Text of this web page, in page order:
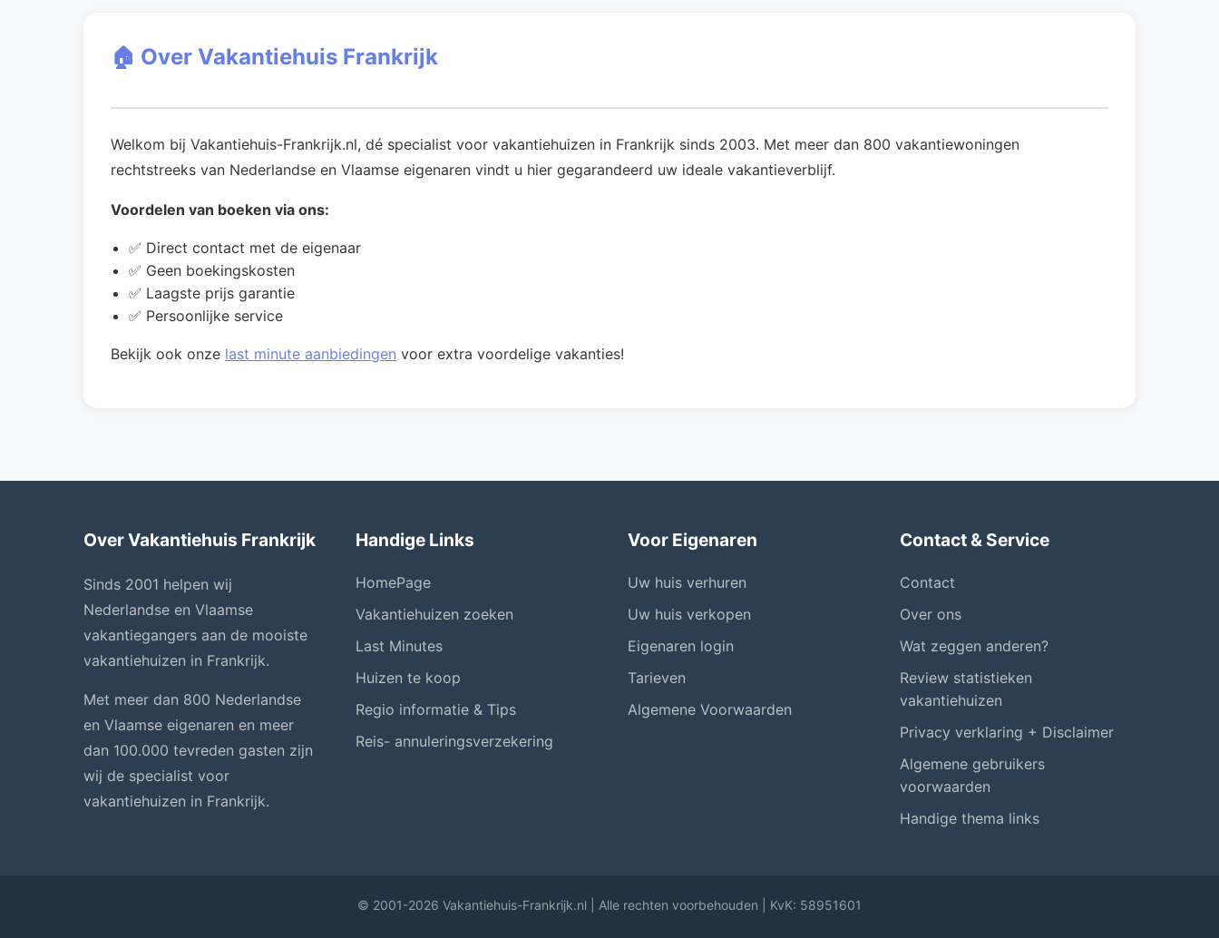
🏠 Over Vakantiehuis Frankrijk
Welkom bij Vakantiehuis-Frankrijk.nl, dé specialist voor vakantiehuizen in Frankrijk sinds 2003. Met meer dan 800 vakantiewoningen
rechtstreeks van Nederlandse en Vlaamse eigenaren vindt u hier gegarandeerd uw ideale vakantieverblijf.
Voordelen van boeken via ons:
✅ Direct contact met de eigenaar
✅ Geen boekingskosten
✅ Laagste prijs garantie
✅ Persoonlijke service
Bekijk ook onze last minute aanbiedingen voor extra voordelige vakanties!
Over Vakantiehuis Frankrijk
Sinds 2001 helpen wij
Nederlandse en Vlaamse
vakantiegangers aan de mooiste
vakantiehuizen in Frankrijk.
Met meer dan 800 Nederlandse
en Vlaamse eigenaren en meer
dan 100.000 tevreden gasten zijn
wij de specialist voor
vakantiehuizen in Frankrijk.
Handige Links
HomePage
Vakantiehuizen zoeken
Last Minutes
Huizen te koop
Regio informatie & Tips
Reis- annuleringsverzekering
Voor Eigenaren
Uw huis verhuren
Uw huis verkopen
Eigenaren login
Tarieven
Algemene Voorwaarden
Contact & Service
Contact
Over ons
Wat zeggen anderen?
Review statistieken
vakantiehuizen
Privacy verklaring + Disclaimer
Algemene gebruikers
voorwaarden
Handige thema links
© 2001-2026 Vakantiehuis-Frankrijk.nl | Alle rechten voorbehouden | KvK: 58951601